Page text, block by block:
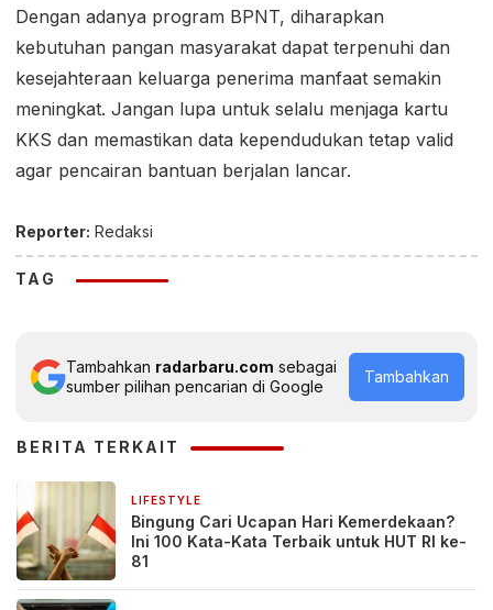
Dengan adanya program BPNT, diharapkan
kebutuhan pangan masyarakat dapat terpenuhi dan
kesejahteraan keluarga penerima manfaat semakin
meningkat. Jangan lupa untuk selalu menjaga kartu
KKS dan memastikan data kependudukan tetap valid
agar pencairan bantuan berjalan lancar.
Reporter: Redaksi
TAG
Tambahkan radarbaru.com sebagai
sumber pilihan pencarian di Google
Tambahkan
BERITA TERKAIT
LIFESTYLE
Bingung Cari Ucapan Hari Kemerdekaan?
Ini 100 Kata-Kata Terbaik untuk HUT RI ke-
81